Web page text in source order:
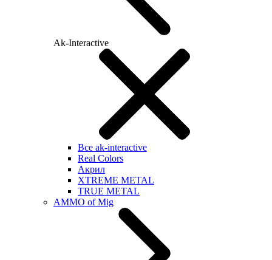
Ak-Interactive
Все ak-interactive
Real Colors
Акрил
XTREME METAL
TRUE METAL
AMMO of Mig